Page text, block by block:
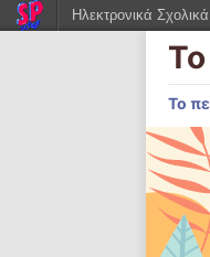
Το
Ηλεκτρονικά